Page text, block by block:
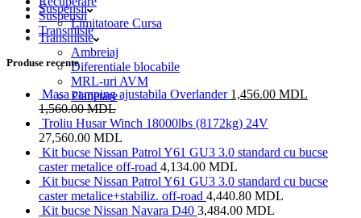
Suspensii
Limitatoare Cursa
Transmisie
Ambreiaj
Diferentiale blocabile
MRL-uri AVM
Planetare
Suspensii
Transmisie
Produse recente
Masa camping ajustabila Overlander 1,456.00 MDL
1,560.00MDL
Troliu Husar Winch 18000lbs (8172kg) 24V
27,560.00 MDL
Kit bucse Nissan Patrol Y61 GU3 3.0 standard cu bucse
caster metalice off-road 4,134.00 MDL
Kit bucse Nissan Patrol Y61 GU3 3.0 standard cu bucse
caster metalice+stabiliz. off-road 4,440.80 MDL
Kit bucse Nissan Navara D40 3,484.00 MDL